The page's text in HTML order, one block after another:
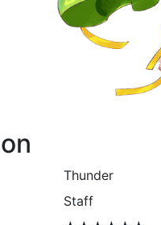
Thunder
Staff